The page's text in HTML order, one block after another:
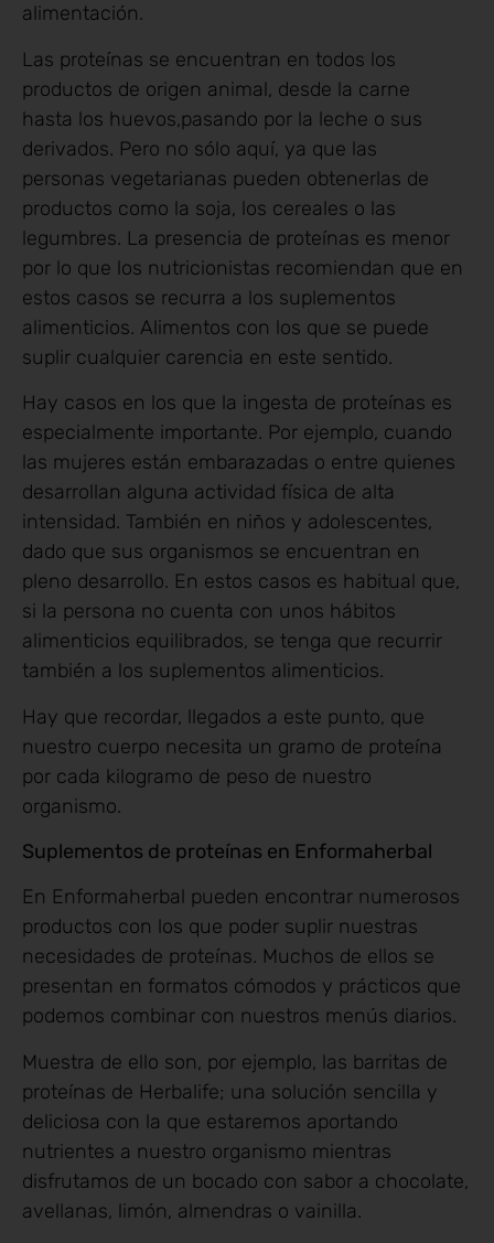
alimentación.
Las proteínas se encuentran en todos los
productos de origen animal, desde la carne
hasta los huevos,pasando por la leche o sus
derivados. Pero no sólo aquí, ya que las
personas vegetarianas pueden obtenerlas de
productos como la soja, los cereales o las
legumbres. La presencia de proteínas es menor
por lo que los nutricionistas recomiendan que en
estos casos se recurra a los suplementos
alimenticios. Alimentos con los que se puede
suplir cualquier carencia en este sentido.
Hay casos en los que la ingesta de proteínas es
especialmente importante. Por ejemplo, cuando
las mujeres están embarazadas o entre quienes
desarrollan alguna actividad física de alta
intensidad. También en niños y adolescentes,
dado que sus organismos se encuentran en
pleno desarrollo. En estos casos es habitual que,
si la persona no cuenta con unos hábitos
alimenticios equilibrados, se tenga que recurrir
también a los suplementos alimenticios.
Hay que recordar, llegados a este punto, que
nuestro cuerpo necesita un gramo de proteína
por cada kilogramo de peso de nuestro
organismo.
Suplementos de proteínas en Enformaherbal
En Enformaherbal pueden encontrar numerosos
productos con los que poder suplir nuestras
necesidades de proteínas. Muchos de ellos se
presentan en formatos cómodos y prácticos que
podemos combinar con nuestros menús diarios.
Muestra de ello son, por ejemplo, las barritas de
proteínas de Herbalife; una solución sencilla y
deliciosa con la que estaremos aportando
nutrientes a nuestro organismo mientras
disfrutamos de un bocado con sabor a chocolate,
avellanas, limón, almendras o vainilla.